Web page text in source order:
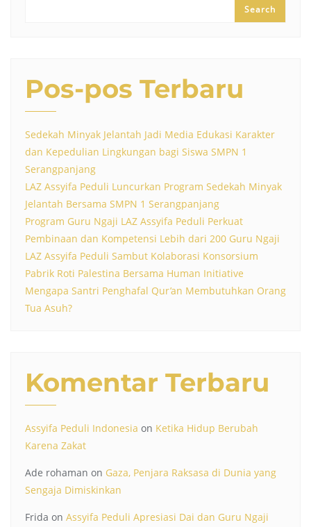
Search
Pos-pos Terbaru
Sedekah Minyak Jelantah Jadi Media Edukasi Karakter
dan Kepedulian Lingkungan bagi Siswa SMPN 1
Serangpanjang
LAZ Assyifa Peduli Luncurkan Program Sedekah Minyak
Jelantah Bersama SMPN 1 Serangpanjang
Program Guru Ngaji LAZ Assyifa Peduli Perkuat
Pembinaan dan Kompetensi Lebih dari 200 Guru Ngaji
LAZ Assyifa Peduli Sambut Kolaborasi Konsorsium
Pabrik Roti Palestina Bersama Human Initiative
Mengapa Santri Penghafal Qur’an Membutuhkan Orang
Tua Asuh?
Komentar Terbaru
Assyifa Peduli Indonesia on Ketika Hidup Berubah
Karena Zakat
Ade rohaman on Gaza, Penjara Raksasa di Dunia yang
Sengaja Dimiskinkan
Frida on Assyifa Peduli Apresiasi Dai dan Guru Ngaji